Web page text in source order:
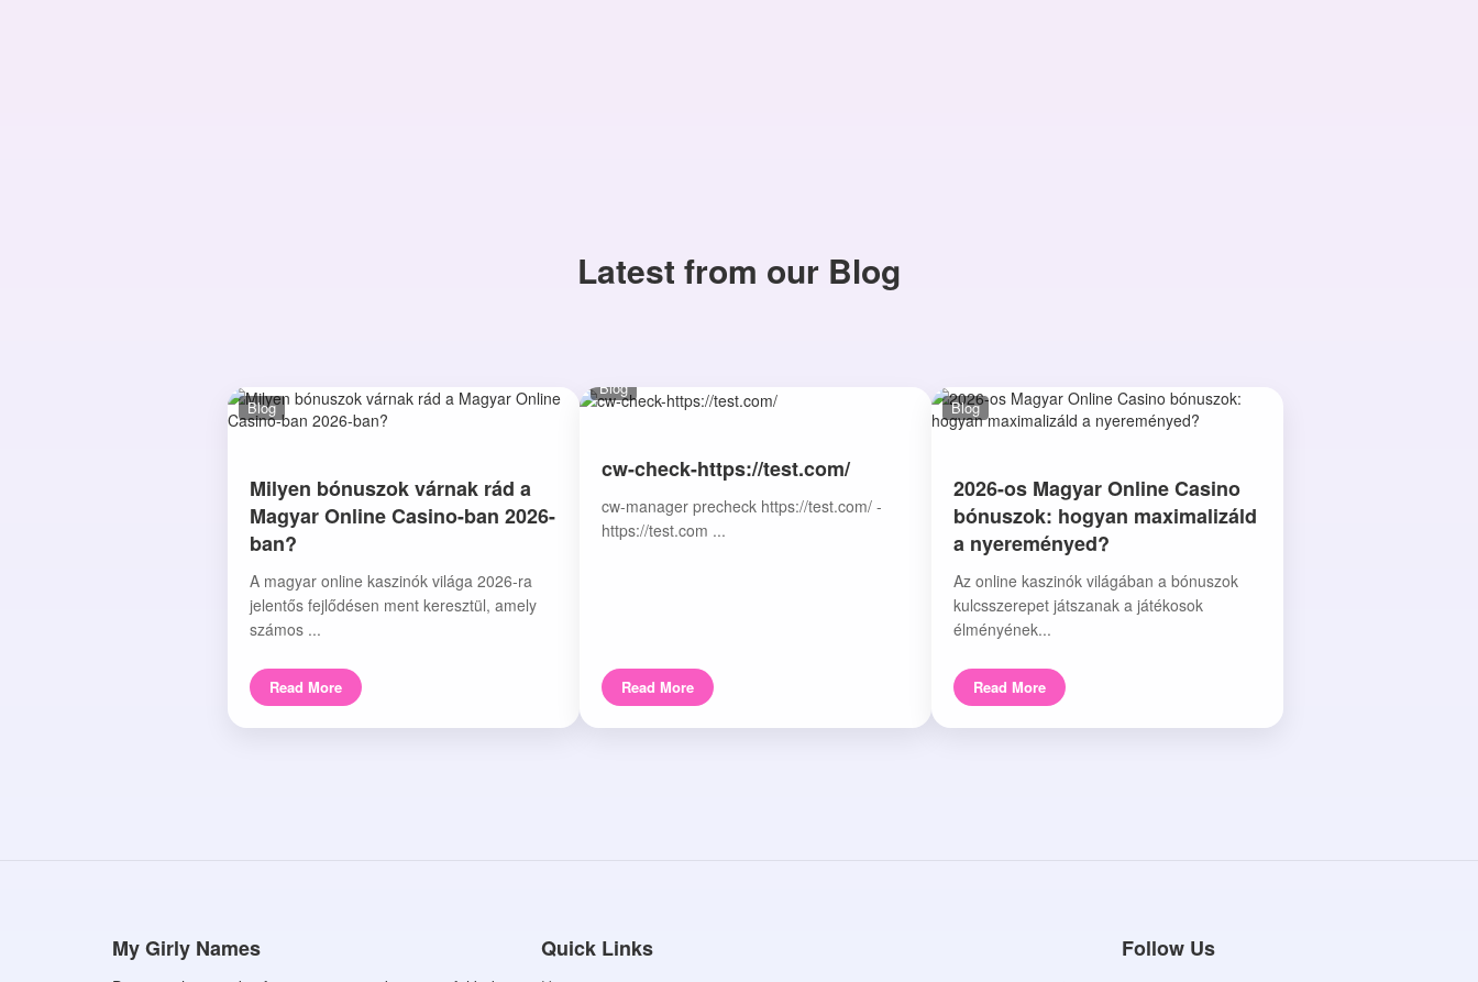
Latest from our Blog
Blog
Milyen bónuszok várnak rád a
Magyar Online Casino-ban 2026-
ban?
A magyar online kaszinók világa 2026-ra
jelentős fejlődésen ment keresztül, amely
számos ...
Read More
Blog
cw-check-https://test.com/
cw-manager precheck https://test.com/ -
https://test.com ...
Read More
Blog
2026-os Magyar Online Casino
bónuszok: hogyan maximalizáld
a nyereményed?
Az online kaszinók világában a bónuszok
kulcsszerepet játszanak a játékosok
élményének...
Read More
My Girly Names Quick Links Follow Us